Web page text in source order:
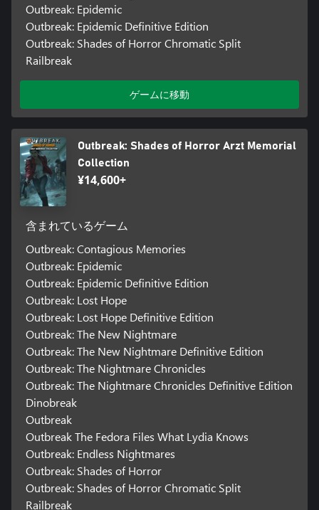
Outbreak: Epidemic
Outbreak: Epidemic Definitive Edition
Outbreak: Shades of Horror Chromatic Split
Railbreak
ゲームに移動
Outbreak: Shades of Horror Arzt Memorial
Collection
¥14,600+
含まれているゲーム
Outbreak: Contagious Memories
Outbreak: Epidemic
Outbreak: Epidemic Definitive Edition
Outbreak: Lost Hope
Outbreak: Lost Hope Definitive Edition
Outbreak: The New Nightmare
Outbreak: The New Nightmare Definitive Edition
Outbreak: The Nightmare Chronicles
Outbreak: The Nightmare Chronicles Definitive Edition
Dinobreak
Outbreak
Outbreak The Fedora Files What Lydia Knows
Outbreak: Endless Nightmares
Outbreak: Shades of Horror
Outbreak: Shades of Horror Chromatic Split
Railbreak